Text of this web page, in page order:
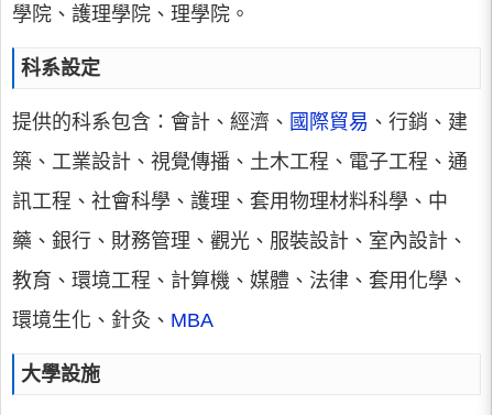
學院、護理學院、理學院。
科系設定
提供的科系包含：會計、經濟、 國際貿易 、行銷、建
築、工業設計、視覺傳播、土木工程、電子工程、通
訊工程、社會科學、護理、套用物理材料科學、中
藥、銀行、財務管理、觀光、服裝設計、室內設計、
教育、環境工程、計算機、媒體、法律、套用化學、
環境生化、針灸、 MBA
大學設施